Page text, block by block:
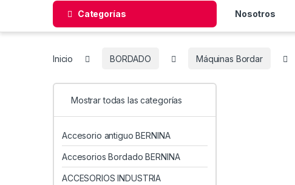
Categorías Nosotros
Inicio BORDADO Máquinas Bordar
Mostrar todas las categorías
Accesorio antiguo BERNINA
Accesorios Bordado BERNINA
ACCESORIOS INDUSTRIA